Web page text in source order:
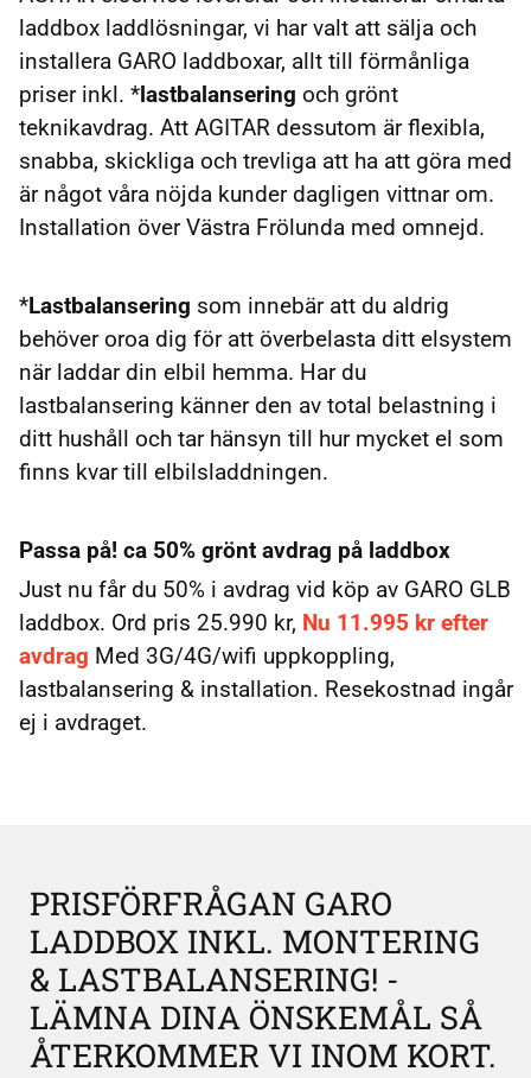
laddbox laddlösningar, vi har valt att sälja och
installera GARO laddboxar, allt till förmånliga
priser inkl. *lastbalansering och grönt
teknikavdrag. Att AGITAR dessutom är flexibla,
snabba, skickliga och trevliga att ha att göra med
är något våra nöjda kunder dagligen vittnar om.
Installation över Västra Frölunda med omnejd.
*Lastbalansering som innebär att du aldrig
behöver oroa dig för att överbelasta ditt elsystem
när laddar din elbil hemma. Har du
lastbalansering känner den av total belastning i
ditt hushåll och tar hänsyn till hur mycket el som
finns kvar till elbilsladdningen.
Passa på! ca 50% grönt avdrag på laddbox
Just nu får du 50% i avdrag vid köp av GARO GLB
laddbox. Ord pris 25.990 kr, Nu 11.995 kr efter
avdrag Med 3G/4G/wifi uppkoppling,
lastbalansering & installation. Resekostnad ingår
ej i avdraget.
PRISFÖRFRÅGAN GARO
LADDBOX INKL. MONTERING
& LASTBALANSERING! -
LÄMNA DINA ÖNSKEMÅL SÅ
ÅTERKOMMER VI INOM KORT.